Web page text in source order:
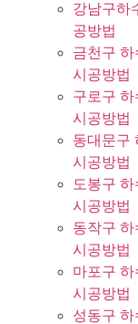
강남구하
공방법
금천구
시공방법
구로구
시공방법
동대문구
시공방법
도봉구
시공방법
동작구
시공방법
마포구
시공방법
성동구